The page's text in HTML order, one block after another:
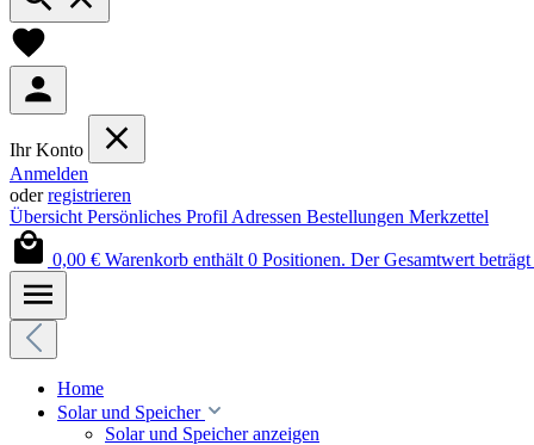
Ihr Konto
Anmelden
oderregistrieren
Übersicht Persönliches Profil Adressen Bestellungen Merkzettel
0,00 € Warenkorb enthält 0 Positionen. Der Gesamtwert
Home
Solar und Speicher
Solar und Speicher anzeigen